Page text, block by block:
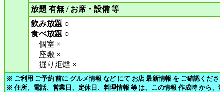
放題 有無 / お席・設備 等
飲み放題 ○
食べ放題 ○
個室 ×
座敷 ×
掘り炬燵 ×
※ ご利用 ご予約 前に グルメ情報 など にて お店 最新情報 を ご確認くだ
※ 住所、電話、営業日、定休日、料理情報 等 は、この情報 作成時 から